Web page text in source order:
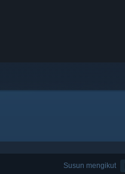
Susun mengikut